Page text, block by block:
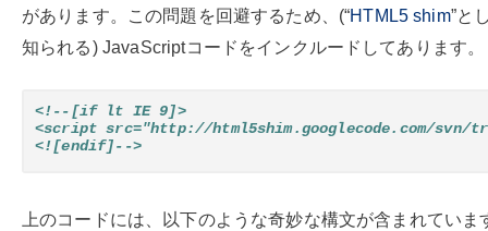
があります。この問題を回避するため、(“HTML5 shim”と
知られる) JavaScriptコードをインクルードしてあります。
<!--[if lt IE 9]>
<script src="http://html5shim.googlecode.com/svn/
<![endif]-->
上のコードには、以下のような奇妙な構文が含まれていま